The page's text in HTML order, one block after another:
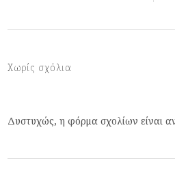
Χωρίς σχόλια
Δυστυχώς, η φόρμα σχολίων είναι